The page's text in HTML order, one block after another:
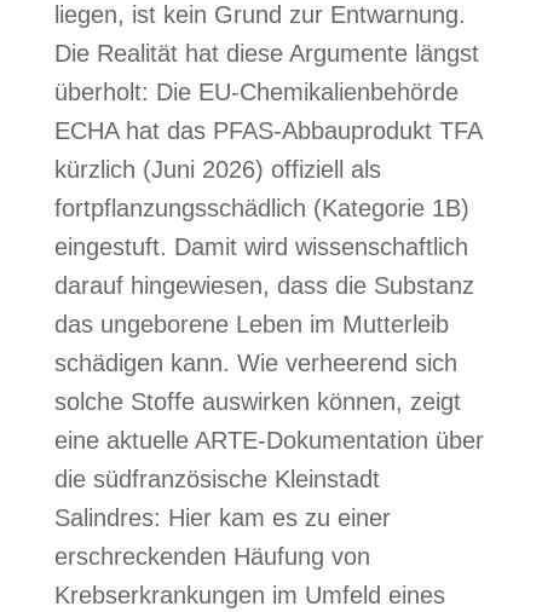
liegen, ist kein Grund zur Entwarnung.
Die Realität hat diese Argumente längst
überholt: Die EU-Chemikalienbehörde
ECHA hat das PFAS-Abbauprodukt TFA
kürzlich (Juni 2026) offiziell als
fortpflanzungsschädlich (Kategorie 1B)
eingestuft. Damit wird wissenschaftlich
darauf hingewiesen, dass die Substanz
das ungeborene Leben im Mutterleib
schädigen kann. Wie verheerend sich
solche Stoffe auswirken können, zeigt
eine aktuelle ARTE-Dokumentation über
die südfranzösische Kleinstadt
Salindres: Hier kam es zu einer
erschreckenden Häufung von
Krebserkrankungen im Umfeld eines